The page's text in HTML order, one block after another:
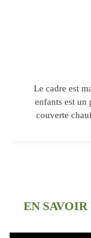
Le cadre est
enfants est un
couverte
EN SAVOIR